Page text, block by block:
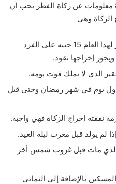
عنه، كما أضافت الإفتاء أن هناك 8 معلومات عن زكاة الفطر يحب أن
وهي
قيم الحد الأدنى لزكاة الفطر لهذا العام 15 جنيه على الفرد
إخراجها نقود.
الذي لا يملك قوت يومه.
أول يوم في شهر رمضان وحتى قبل
إخراج الزكاة فهي واجبة.
لم يولد قبل مغرب ليلة العيد.
الذي مات قبل غروب شمس أخر
بالإضافة إلى الثماني